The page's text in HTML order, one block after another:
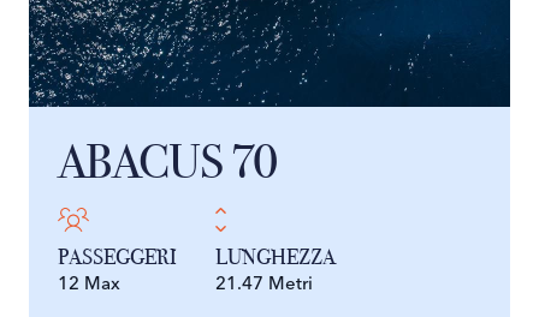
ABACUS 70
PASSEGGERI
12 Max
LUNGHEZZA
21.47 Metri